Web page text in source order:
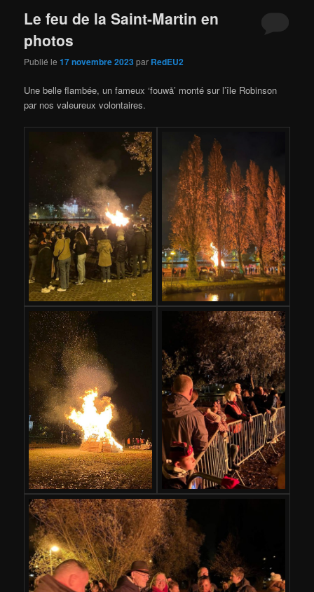
Le feu de la Saint-Martin en
photos
Publié le17 novembre 2023par RedEU2
Une belle flambée, un fameux ‘fouwå’ monté sur l’île Robinson
par nos valeureux volontaires.